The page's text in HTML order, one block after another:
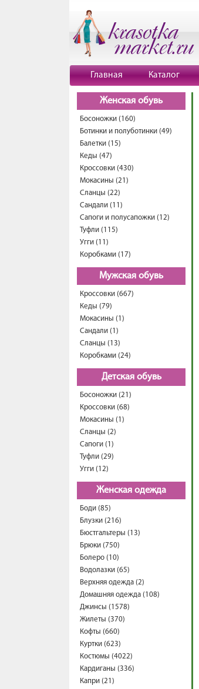
Главная Каталог
Женская обувь
Босоножки (160)
Ботинки и полуботинки (49)
Балетки (15)
Кеды (47)
Кроссовки (430)
Мокасины (21)
Сланцы (22)
Сандали (11)
Сапоги и полусапожки (12)
Туфли (115)
Угги (11)
Коробками (17)
Мужская обувь
Кроссовки (667)
Кеды (79)
Мокасины (1)
Сандали (1)
Сланцы (13)
Коробками (24)
Детская обувь
Босоножки (21)
Кроссовки (68)
Мокасины (1)
Сланцы (2)
Сапоги (1)
Туфли (29)
Угги (12)
Женская одежда
Боди (85)
Блузки (216)
Бюстгальтеры (13)
Брюки (750)
Болеро (10)
Водолазки (65)
Верхняя одежда (2)
Домашняя одежда (108)
Джинсы (1578)
Жилеты (370)
Кофты (660)
Куртки (623)
Костюмы (4022)
Кардиганы (336)
Капри (21)